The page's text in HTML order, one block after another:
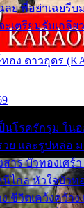
ลย พี่อย่าเฉยรี
เตรียมรับเกลี
อง ดาวอุดร
ป็นโรครักรุม ใ
ย และรูปหล่อ
สาร บัวทองเศร้
ไกล หัวใจบัวท
ชีวิตเคว้งคว้า